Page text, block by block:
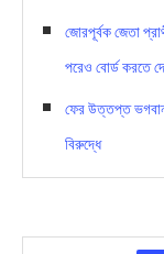
জোরপূর্বক জেতা
পরেও বোর্ড করতে
ফের উত্তপ্ত
বিরুদ্ধে